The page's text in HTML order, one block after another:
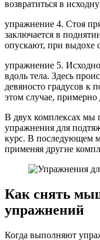
возвратиться в
упражнение 4. Стоя
заключается в
опускают, при выдохе
упражнение 5.
вдоль тела. Здесь
девяносто градусов к
этом случае, примерно
В двух комплексах мы
упражнения для
курс. В последующем
применяя другие
Как снять
упражнений
Когда выполняют